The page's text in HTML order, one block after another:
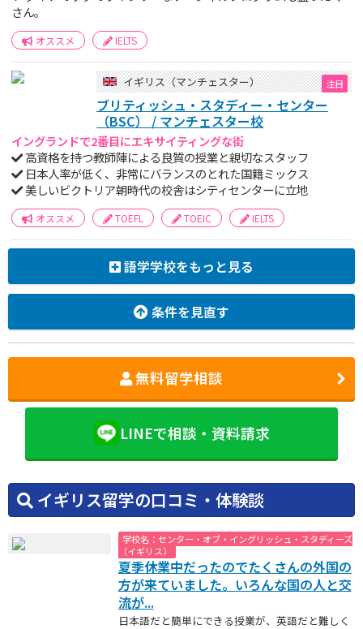
さん。
オススメ IELTS
イギリス（マンチェスター）
ブリティッシュ・スタディー・センター
（BSC） / マンチェスター校
イングランドで2番目にエキサイティングな街
高資格を持つ教師陣による良質の授業と親切なスタッフ
日本人率が低く、非常にバランスのとれた国籍ミックス
美しいビクトリア朝時代の校舎はシティセンターに立地
オススメ TOEFL TOEIC IELTS
語学学校をもっと見る
条件を見直す
無料留学相談
LINEで相談・資料請求
イギリス留学の口コミ・体験談
学校名：センター・オブ・イングリッシュ・スタディーズ
（イギリス）
夏季休業中だったのでたくさんの外国の
方が来ていました。いろんな国の人と交
流が...
日本語だと簡単にできる授業が、英語だと難しく